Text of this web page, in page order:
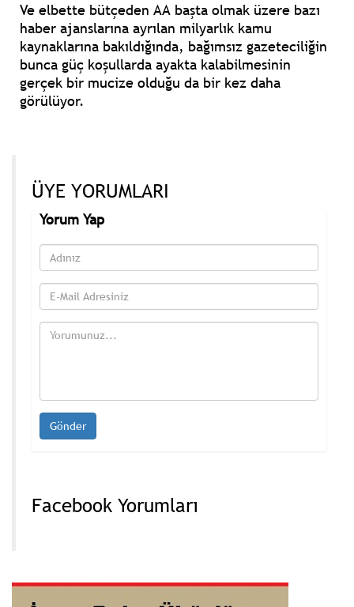
Ve elbette bütçeden AA başta olmak üzere bazı
haber ajanslarına ayrılan milyarlık kamu
kaynaklarına bakıldığında, bağımsız gazeteciliğin
bunca güç koşullarda ayakta kalabilmesinin
gerçek bir mucize olduğu da bir kez daha
görülüyor.
ÜYE YORUMLARI
Yorum Yap
Facebook Yorumları